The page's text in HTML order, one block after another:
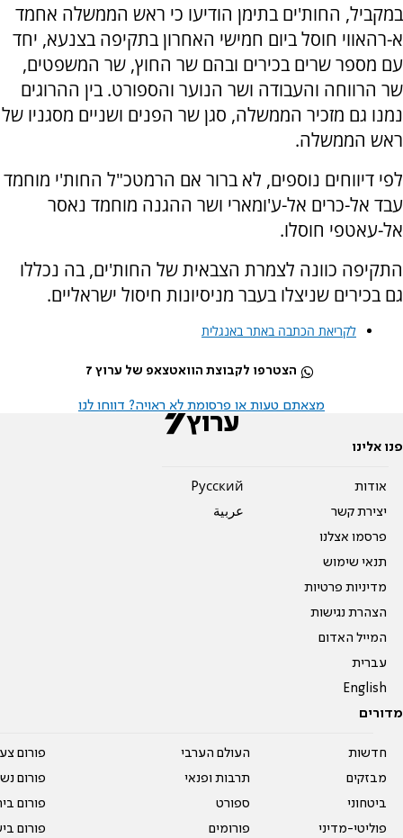
במקביל, החות'ים בתימן הודיעו כי ראש הממשלה אחמד
א-רהאווי חוסל ביום חמישי האחרון בתקיפה בצנעא, יחד
עם מספר שרים בכירים ובהם שר החוץ, שר המשפטים,
שר הרווחה והעבודה ושר הנוער והספורט. בין ההרוגים
נמנו גם מזכיר הממשלה, סגן שר הפנים ושניים מסגניו של
ראש הממשלה.
לפי דיווחים נוספים, לא ברור אם הרמטכ"ל החות'י מוחמד
עבד אל-כרים אל-ע'ומארי ושר ההגנה מוחמד נאסר
אל-עאטפי חוסלו.
התקיפה כוונה לצמרת הצבאית של החות'ים, בה נכללו
גם בכירים שניצלו בעבר מניסיונות חיסול ישראליים.
לקריאת הכתבה באתר באנגלית
הצטרפו לקבוצת הוואטצאפ של ערוץ 7
מצאתם טעות או פרסומת לא ראויה? דווחו לנו
פנו אלינו
אודות
יצירת קשר
פרסמו אצלנו
תנאי שימוש
מדיניות פרטיות
הצהרת נגישות
המייל האדום
עברית
English
Pусский
عربية
מדורים
חדשות
מבזקים
ביטחוני
פוליטי-מדיני
העולם הערבי
תרבות ופנאי
ספורט
פורומים
פורום
פורום
פורום
פורום